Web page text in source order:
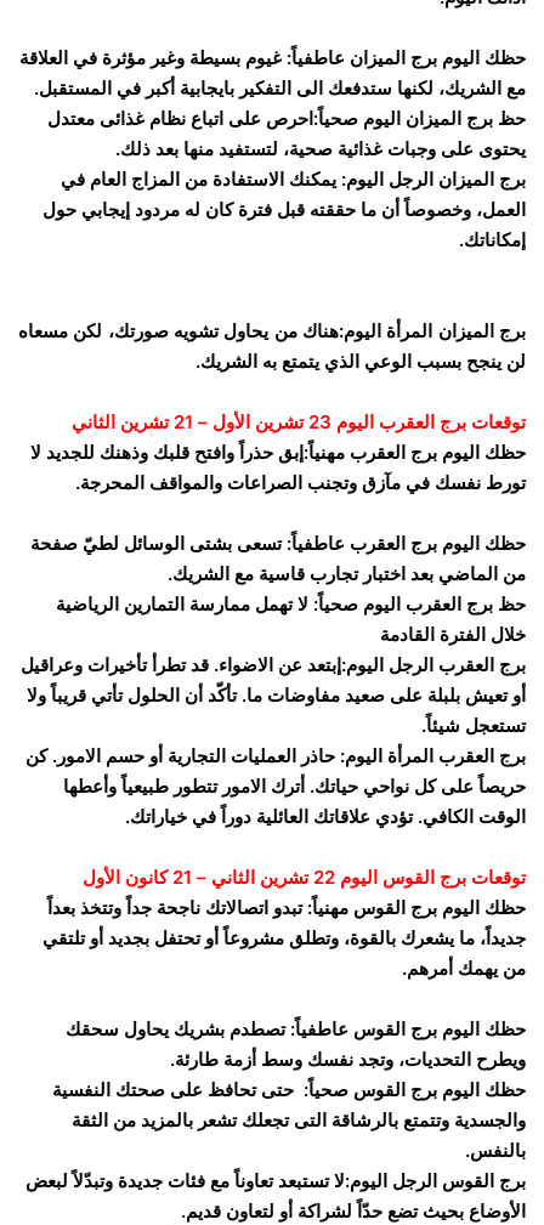
حظك اليوم برج الميزان عاطفياً: غيوم بسيطة وغير مؤثرة في العلاقة
مع الشريك، لكنها ستدفعك الى التفكير بايجابية أكبر في المستقبل.
حظ برج الميزان اليوم صحياً:احرص على اتباع نظام غذائى معتدل
يحتوى على وجبات غذائية صحية، لتستفيد منها بعد ذلك.
برج الميزان الرجل اليوم: يمكنك الاستفادة من المزاج العام في
العمل، وخصوصاً أن ما حققته قبل فترة كان له مردود إيجابي حول
إمكاناتك.
برج الميزان المرأة اليوم:هناك من يحاول تشويه صورتك، لكن مسعاه
لن ينجح بسبب الوعي الذي يتمتع به الشريك.
توقعات برج العقرب اليوم 23 تشرين الأول – 21 تشرين الثاني
حظك اليوم برج العقرب مهنياً:إبق حذراً وافتح قلبك وذهنك للجديد لا
تورط نفسك في مآزق وتجنب الصراعات والمواقف المحرجة.
حظك اليوم برج العقرب عاطفياً: تسعى بشتى الوسائل لطيّ صفحة
من الماضي بعد اختبار تجارب قاسية مع الشريك.
حظ برج العقرب اليوم صحياً: لا تهمل ممارسة التمارين الرياضية
خلال الفترة القادمة
برج العقرب الرجل اليوم:إبتعد عن الاضواء. قد تطرأ تأخيرات وعراقيل
أو تعيش بلبلة على صعيد مفاوضات ما. تأكّد أن الحلول تأتي قريباً ولا
تستعجل شيئاً.
برج العقرب المرأة اليوم: حاذر العمليات التجارية أو حسم الامور. كن
حريصاً على كل نواحي حياتك. أترك الامور تتطور طبيعياً وأعطها
الوقت الكافي. تؤدي علاقاتك العائلية دوراً في خياراتك.
توقعات برج القوس اليوم 22 تشرين الثاني – 21 كانون الأول
حظك اليوم برج القوس مهنياً: تبدو اتصالاتك ناجحة جداً وتتخذ بعداً
جديداً، ما يشعرك بالقوة، وتطلق مشروعاً أو تحتفل بجديد أو تلتقي
من يهمك أمرهم.
حظك اليوم برج القوس عاطفياً: تصطدم بشريك يحاول سحقك
ويطرح التحديات، وتجد نفسك وسط أزمة طارئة.
حظك اليوم برج القوس صحياً: حتى تحافظ على صحتك النفسية
والجسدية وتتمتع بالرشاقة التى تجعلك تشعر بالمزيد من الثقة
بالنفس.
برج القوس الرجل اليوم:لا تستبعد تعاوناً مع فئات جديدة وتبدّلاً لبعض
الأوضاع بحيث تضع حدّاً لشراكة أو لتعاون قديم.